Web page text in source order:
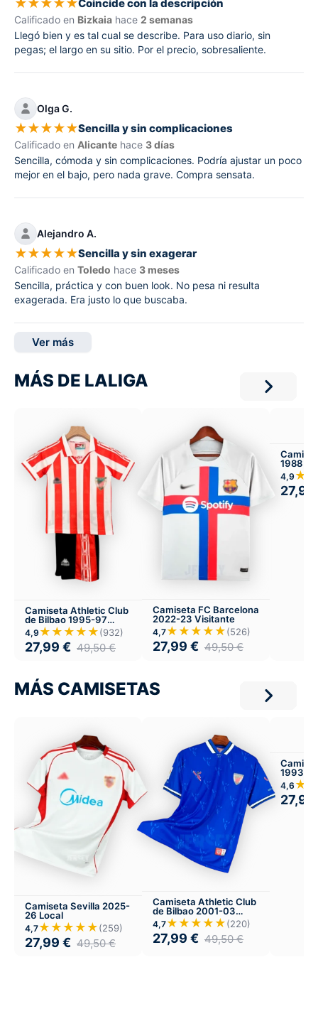
Coincide con la descripción
Calificado en Bizkaia hace 2 semanas
Llegó bien y es tal cual se describe. Para uso diario, sin
pegas; el largo en su sitio. Por el precio, sobresaliente.
Olga G.
★★★★★Sencilla y sin complicaciones
Calificado en Alicante hace 3 días
Sencilla, cómoda y sin complicaciones. Podría ajustar un poco
mejor en el bajo, pero nada grave. Compra sensata.
Alejandro A.
★★★★★Sencilla y sin exagerar
Calificado en Toledo hace 3 meses
Sencilla, práctica y con buen look. No pesa ni resulta
exagerada. Era justo lo que buscaba.
Ver más
MÁS DE LALIGA
Camiseta Athletic Club
de Bilbao 1995-97
Versión Infantil Local
4,9 ★★★★★(932)
27,99 € 49,50€
Camiseta FC Barcelona
2022-23 Visitante
4,7★★★★★(526)
27,99 € 49,50€
1988
4,9
27,99
MÁS CAMISETAS
Camiseta Sevilla 2025-
26 Local
4,7★★★★★(259)
27,99 € 49,50€
Camiseta Athletic Club
de Bilbao 2001-03
Visitante
4,7★★★★★(220)
27,99 € 49,50€
1993
4,6
27,99